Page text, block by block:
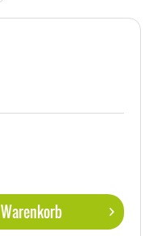
Warenkorb